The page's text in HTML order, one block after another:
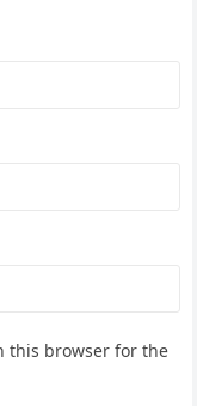
this browser for the